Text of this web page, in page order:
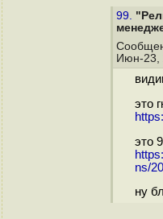
99.
Июн-23,
это
это
ns/
ну